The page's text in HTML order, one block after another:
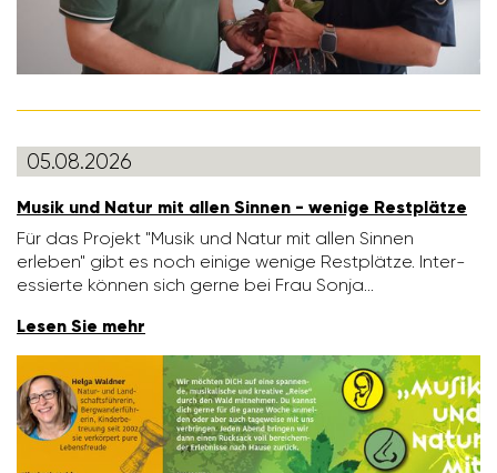
05.08.2026
Musik und Natur mit allen Sinnen - wenige Rest­plätze
Für das Projekt "Musik und Natur mit allen Sinnen
erleben" gibt es noch einige wenige Rest­plätze. Inter­
es­sierte können sich gerne bei Frau Sonja…
Lesen Sie mehr